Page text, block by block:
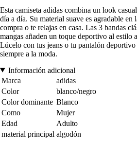
Esta camiseta adidas combina un look
día a día. Su material suave es agradable en
compra o te relajas en casa. Las 3 bandas
mangas añaden un toque deportivo al estilo
Lúcelo con tus jeans o tu pantalón
siempre a la moda.
Información adicional
Marca
adidas
Color
blanco/negro
Color dominante Blanco
Como
Mujer
Edad
Adulto
material principal algodón